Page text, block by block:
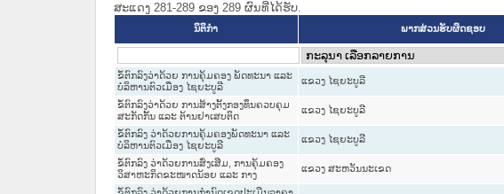
ສະແດງ 281-289 ຂອງ 289 ຜົນທີ່ໄດ້ຮັບ.
ນິຕິກໍາ ພາກສ່ວນຮັບຜິດຊອບ
ຂໍ້ຕົກລົງວ່າດ້ວຍ ການຄຸ້ມຄອງ ພັດທະນາ ແລະ
ບໍລິຫານຕົວເມືອງ ໄຊຍະບູລີ
ແຂວງ ໄຊຍະບູລີ
ຂໍ້ຕົກລົງວ່າດ້ວຍ ການສ້າງຕັ້ງກອງທຶນຄວບຄຸມ
ສະກັດກັ້ນ ແລະ ຕ້ານຢາເສບຕິດ
ແຂວງ ໄຊຍະບູລີ
ຂໍ້ຕົກລົງ ວ່າດ້ວຍການຄຸ້ມຄອງພັດທະນາ ແລະ
ບໍລິຫານຕົວເມືອງ ໄຊຍະບູລີ
ແຂວງ ໄຊຍະບູລີ
ຂໍ້ຕົກລົງ ວ່າດ້ວຍການສົ່ງເສີມ, ການຄຸ້ມຄອງ
ວິສາຫະກິດຂະໜາດນ້ອຍ ແລະ ກາງ
ແຂວງ ສະຫວັນນະເຂດ